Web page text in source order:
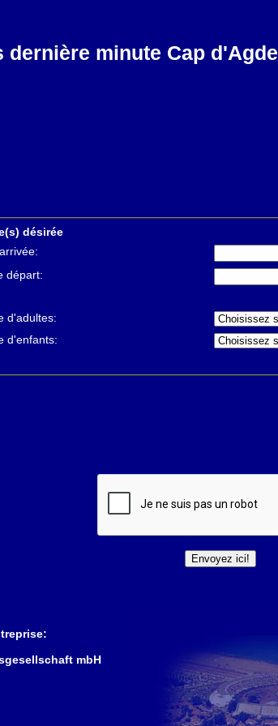
dernière minute Cap d'Agde
désirée
départ:
d'adultes:
d'enfants:
mbH